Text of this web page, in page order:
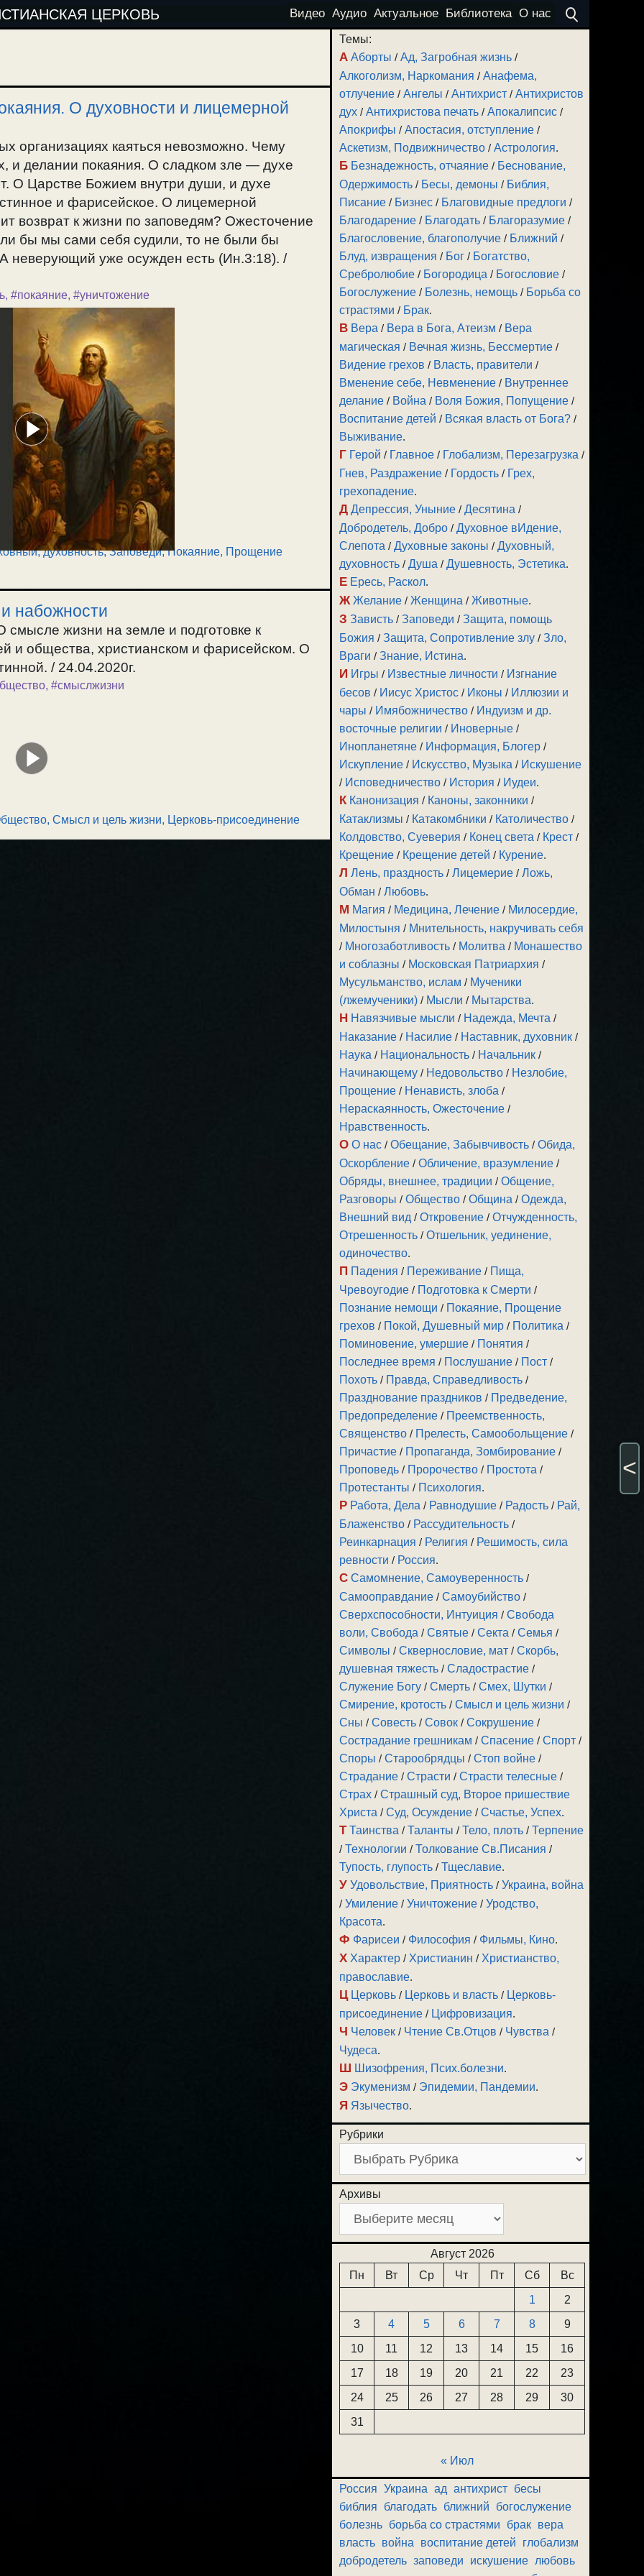
ЦЕРКОВЬ Видео Аудио Актуальное Библиотека О нас
О духовности и лицемерной
организациях каяться невозможно. Чему
и делании покаяния. О сладком зле — духе
О Царстве Божием внутри души, и духе
и фарисейское. О лицемерной
возврат к жизни по заповедям? Ожесточение
бы мы сами себя судили, то не были бы
неверующий уже осужден есть (Ин.3:18). /
, #покаяние, #уничтожение
духовность,Заповеди,Покаяние, Прощение
набожности
жизни на земле и подготовке к
и общества, христианском и фарисейском. О
/ 24.04.2020г.
, #смыслжизни
, Смысл и цель жизни, Церковь-присоединение
Темы:
А Аборты /Ад, Загробная жизнь /
Алкоголизм, Наркомания /Анафема,
отлучение /Ангелы /Антихрист /Антихристов
дух /Антихристова печать /Апокалипсис /
Апокрифы /Апостасия, отступление /
Аскетизм, Подвижничество /Астрология.
Б Безнадежность, отчаяние / Беснование,
Одержимость / Бесы, демоны / Библия,
Писание / Бизнес / Благовидные предлоги /
Благодарение / Благодать / Благоразумие /
Благословение, благополучие / Ближний /
Блуд, извращения / Бог / Богатство,
Сребролюбие / Богородица / Богословие /
Богослужение / Болезнь, немощь / Борьба со
страстями / Брак.
В Вера / Вера в Бога, Атеизм / Вера
магическая / Вечная жизнь, Бессмертие /
Видение грехов / Власть, правители /
Вменение себе, Невменение / Внутреннее
делание / Война / Воля Божия, Попущение /
Воспитание детей / Всякая власть от Бога? /
Выживание.
Г Герой / Главное / Глобализм, Перезагрузка /
Гнев, Раздражение / Гордость / Грех,
грехопадение.
Д Депрессия, Уныние /Десятина /
Добродетель, Добро /Духовное вИдение,
Слепота /Духовные законы /Духовный,
духовность /Душа /Душевность, Эстетика.
Е Ересь, Раскол.
Ж Желание /Женщина /Животные.
З Зависть /Заповеди /Защита, помощь
Божия /Защита, Сопротивление злу /Зло,
Враги /Знание, Истина.
И Игры / Известные личности / Изгнание
бесов / Иисус Христос / Иконы / Иллюзии и
чары / Имябожничество / Индуизм и др.
восточные религии / Иноверные /
Инопланетяне / Информация, Блогер /
Искупление / Искусство, Музыка / Искушение
/ Исповедничество / История / Иудеи.
К Канонизация / Каноны, законники /
Катаклизмы / Катакомбники / Католичество /
Колдовство, Суеверия / Конец света / Крест /
Крещение / Крещение детей / Курение.
Л Лень, праздность /Лицемерие /Ложь,
Обман /Любовь.
М Магия / Медицина, Лечение / Милосердие,
Милостыня / Мнительность, накручивать себя
/ Многозаботливость / Молитва / Монашество
и соблазны / Московская Патриархия /
Мусульманство, ислам / Мученики
(лжемученики) / Мысли / Мытарства.
Н Навязчивые мысли / Надежда, Мечта /
Наказание / Насилие / Наставник, духовник /
Наука / Национальность / Начальник /
Начинающему / Недовольство / Незлобие,
Прощение / Ненависть, злоба /
Нераскаянность, Ожесточение /
Нравственность.
О О нас /Обещание, Забывчивость /Обида,
Оскорбление /Обличение, вразумление /
Обряды, внешнее, традиции /Общение,
Разговоры /Общество /Община /Одежда,
Внешний вид /Откровение /Отчужденность,
Отрешенность /Отшельник, уединение,
одиночество.
П Падения / Переживание / Пища,
Чревоугодие / Подготовка к Смерти /
Познание немощи / Покаяние, Прощение
грехов / Покой, Душевный мир / Политика /
Поминовение, умершие / Понятия /
Последнее время / Послушание / Пост /
Похоть / Правда, Справедливость /
Празднование праздников / Предведение,
Предопределение / Преемственность,
Священство / Прелесть, Самообольщение /
Причастие / Пропаганда, Зомбирование /
Проповедь / Пророчество / Простота /
Протестанты / Психология.
Р Работа, Дела / Равнодушие / Радость / Рай,
Блаженство / Рассудительность /
Реинкарнация / Религия / Решимость, сила
ревности / Россия.
С Самомнение, Самоуверенность /
Самооправдание /Самоубийство /
Сверхспособности, Интуиция /Свобода
воли, Свобода /Святые /Секта /Семья /
Символы /Сквернословие, мат /Скорбь,
душевная тяжесть /Сладострастие /
Служение Богу /Смерть /Смех, Шутки /
Смирение, кротость /Смысл и цель жизни /
Сны /Совесть /Совок /Сокрушение /
Сострадание грешникам /Спасение /Спорт /
Споры /Старообрядцы /Стоп войне /
Страдание /Страсти /Страсти телесные /
Страх /Страшный суд, Второе пришествие
Христа /Суд, Осуждение /Счастье, Успех.
Т Таинства /Таланты /Тело, плоть /Терпение
/Технологии /Толкование Св.Писания /
Тупость, глупость /Тщеславие.
У Удовольствие, Приятность /Украина, война
/Умиление /Уничтожение /Уродство,
Красота.
Ф Фарисеи / Философия / Фильмы, Кино.
Х Характер / Христианин / Христианство,
православие.
Ц Церковь / Церковь и власть / Церковь-
присоединение / Цифровизация.
Ч Человек / Чтение Св.Отцов / Чувства /
Чудеса.
Ш Шизофрения, Псих.болезни.
Э Экуменизм / Эпидемии, Пандемии.
Я Язычество.
Рубрики
Архивы
Август 2026
Пн
Вт Ср Чт Пт Сб
Вс
1
2
3
4 5 6 7 8
9
10
11 12 13 14 15
16
17
18 19 20 21 22
23
24
25 26 27 28 29
30
31
« Июл
Россия Украина ад антихрист бесы
библия
благодать ближний
богослужение
болезнь борьба со страстями брак вера
власть война воспитание детей
глобализм
добродетель заповеди искушение любовь
<